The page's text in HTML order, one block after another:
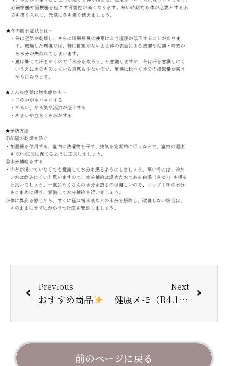
Previous
おすすめ商品
Next
健康メモ（R4.1.2月号）
前のページに戻る